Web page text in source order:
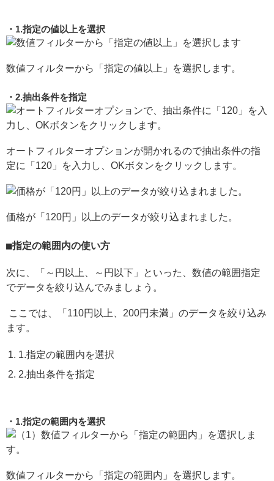
1.指定の値以上を選択
数値フィルターから「指定の値以上」を選択します。
2.抽出条件を指定
オートフィルターオプションが開かれるので抽出条件の指
定に「120」を入力し、OKボタンをクリックします。
価格が「120円」以上のデータが絞り込まれました。
指定の範囲内の使い方
次に、「～円以上、～円以下」といった、数値の範囲指定
でデータを絞り込んでみましょう。
ここでは、「110円以上、200円未満」のデータを絞り込み
ます。
1.指定の範囲内を選択
2.抽出条件を指定
1.指定の範囲内を選択
数値フィルターから「指定の範囲内」を選択します。